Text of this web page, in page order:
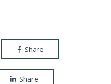
Share
Share